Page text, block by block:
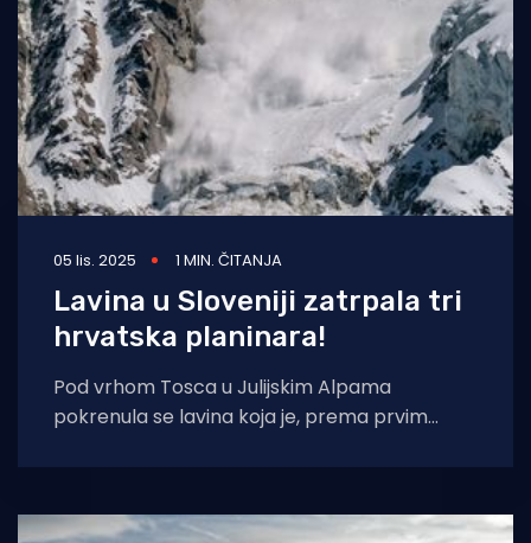
05 lis. 2025 1 MIN. ČITANJA
Lavina u Sloveniji zatrpala tri
hrvatska planinara!
Pod vrhom Tosca u Julijskim Alpama
pokrenula se lavina koja je, prema prvim
Kako prenose slovenski